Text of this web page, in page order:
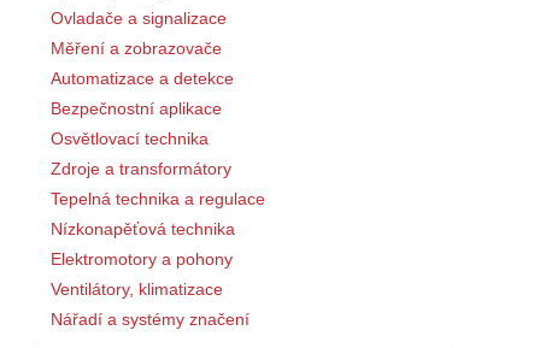
Ovladače a signalizace
Měření a zobrazovače
Automatizace a detekce
Bezpečnostní aplikace
Osvětlovací technika
Zdroje a transformátory
Tepelná technika a regulace
Nízkonapěťová technika
Elektromotory a pohony
Ventilátory, klimatizace
Nářadí a systémy značení